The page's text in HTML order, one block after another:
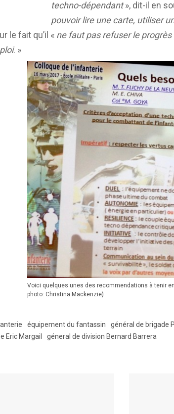
techno-dépendant», dit-il en
pouvoir lire une carte, utiliser
le fait qu’il « ne faut pas refuser le progrès
. »
Voici quelques unes des recommendations à tenir
photo: Christina Mackenzie)
équipement du fantassin
général de brigade
Eric Margail
géneral de division Bernard Barrera